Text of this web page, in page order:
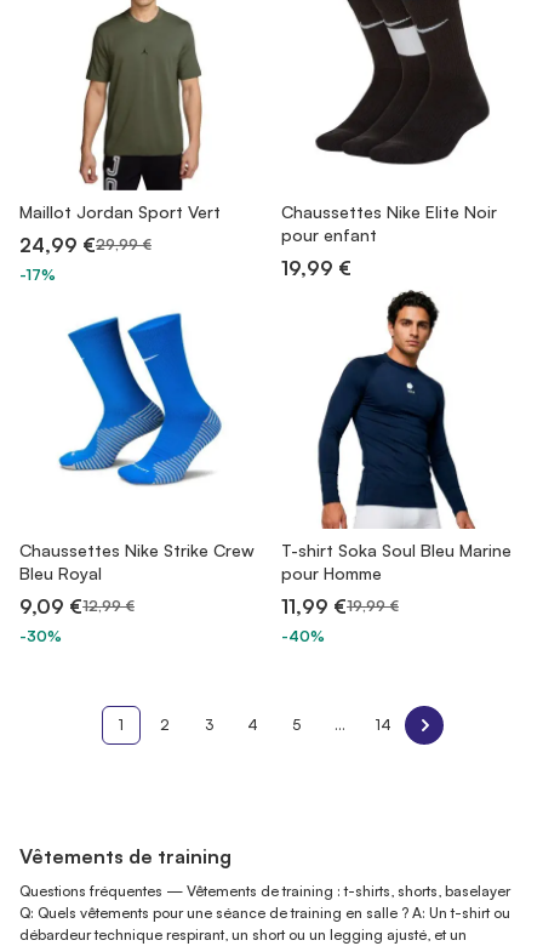
Maillot Jordan Sport Vert
24,99 €29,99 €
-17%
Chaussettes Nike Elite Noir
pour enfant
19,99 €
Chaussettes Nike Strike Crew
Bleu Royal
9,09 €12,99 €
-30%
T-shirt Soka Soul Bleu Marine
pour Homme
11,99 €19,99 €
-40%
1 2 3 4 5 ... 14
Vêtements de training
Questions fréquentes — Vêtements de training : t-shirts, shorts, baselayer
Q: Quels vêtements pour une séance de training en salle ? A: Un t-shirt ou
débardeur technique respirant, un short ou un legging ajusté, et un